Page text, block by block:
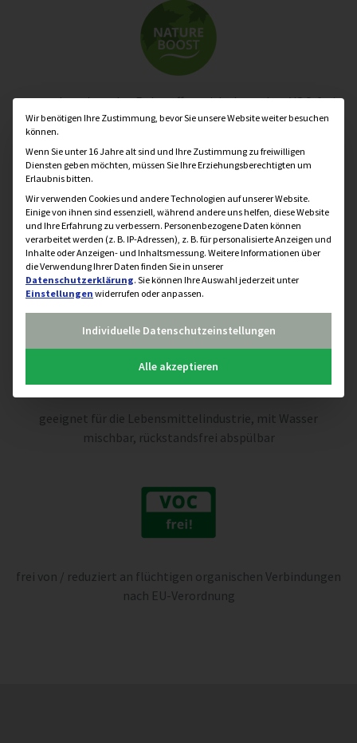
aus nachwachsenden Rohstoffen, nicht brennbar, VOC-frei,
nicht kennzeichnungspflichtig
niedrige Anwendungstemperaturen, energiesparend,
wassersparend
geeignet für die Lebensmittelindustrie, mit Wasser
mischbar, rückstandsfrei abspülbar
frei von / reduziert an flüchtigen organischen Verbindungen
nach EU-Verordnung
Wir benötigen Ihre Zustimmung, bevor Sie unsere Website weiter besuchen
können.
Wenn Sie unter 16 Jahre alt sind und Ihre Zustimmung zu freiwilligen
Diensten geben möchten, müssen Sie Ihre Erziehungsberechtigten um
Erlaubnis bitten.
Wir verwenden Cookies und andere Technologien auf unserer Website.
Einige von ihnen sind essenziell, während andere uns helfen, diese Website
und Ihre Erfahrung zu verbessern. Personenbezogene Daten können
verarbeitet werden (z. B. IP-Adressen), z. B. für personalisierte Anzeigen und
Inhalte oder Anzeigen- und Inhaltsmessung. Weitere Informationen über
die Verwendung Ihrer Daten finden Sie in unserer
Datenschutzerklärung. Sie können Ihre Auswahl jederzeit unter
Einstellungen widerrufen oder anpassen.
Individuelle Datenschutzeinstellungen
Alle akzeptieren